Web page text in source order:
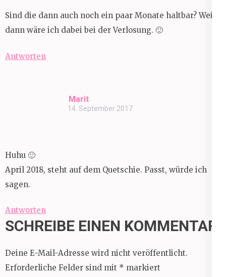
Sind die dann auch noch ein paar Monate haltbar? Weil
dann wäre ich dabei bei der Verlosung. 🙂
Antworten
Marit
14. September 2017
Huhu 🙂
April 2018, steht auf dem Quetschie. Passt, würde ich
sagen.
Antworten
SCHREIBE EINEN KOMMENTAR
Deine E-Mail-Adresse wird nicht veröffentlicht.
Erforderliche Felder sind mit * markiert